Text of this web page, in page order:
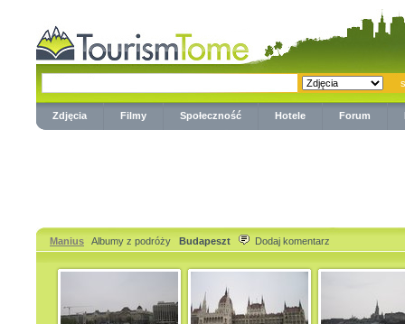
Zdjęcia Filmy Społeczność Hotele Forum
Manius Albumy z podróży Budapeszt Dodaj komentarz